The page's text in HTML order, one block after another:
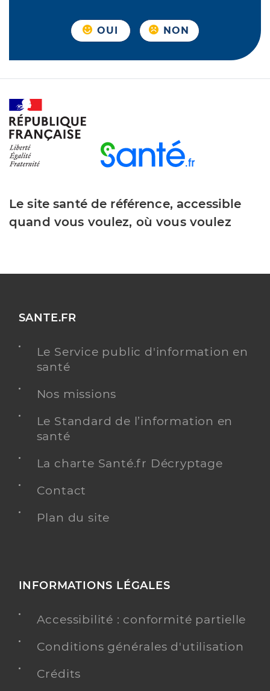
OUI NON
Le site santé de référence, accessible
quand vous voulez, où vous voulez
SANTE.FR
Le Service public d'information en
santé
Nos missions
Le Standard de l’information en
santé
La charte Santé.fr Décryptage
Contact
Plan du site
INFORMATIONS LÉGALES
Accessibilité : conformité partielle
Conditions générales d'utilisation
Crédits